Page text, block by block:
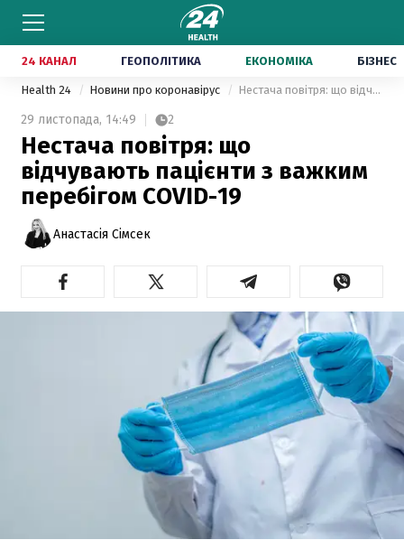
24 КАНАЛ ГЕОПОЛІТИКА ЕКОНОМІКА БІЗНЕС
Health 24 Новини про коронавірус Нестача повітря: що відчувають пацієнти з важким перебігом COVID-19
29 листопада, 14:49 2
Нестача повітря: що
відчувають пацієнти з важким
перебігом COVID-19
Анастасія Сімсек